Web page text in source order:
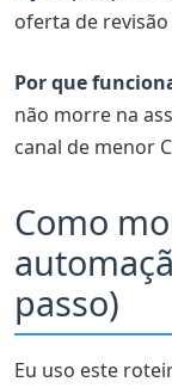
oferta de
Por que
não morre na
canal de menor
Como
passo)
Eu uso este